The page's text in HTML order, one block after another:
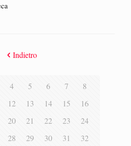
Indietro
4 5 6 7
8
12 13 14 15
16
20 21 22 23
24
28 29 30 31
32